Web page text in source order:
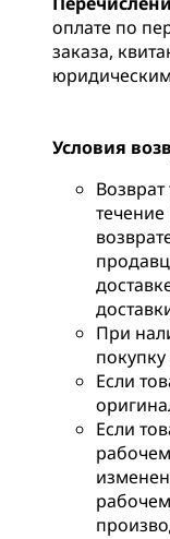
оплате по
заказа,
Условия
При
покупку
Если
Если